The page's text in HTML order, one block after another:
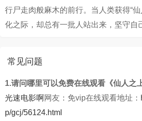
行尸走肉般麻木的前行。当人类获得“
化之际，却总有一批人站出来，坚守自
常见问题
1.请问哪里可以免费在线观看《仙人之
光速电影啊网友：免vip在线观看地址：
p/gcj/56124.html